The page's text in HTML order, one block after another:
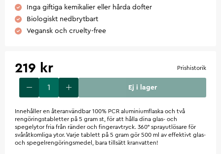
Inga giftiga kemikalier eller hårda dofter
Biologiskt nedbrytbart
Vegansk och cruelty-free
219 kr Prishistorik
Ej i lager
Innehåller en återanvändbar 100% PCR aluminiumflaska och två
rengöringstabletter på 5 gram st, för att hålla dina glas- och
spegelytor fria från ränder och fingeravtryck. 360° sprayutlösare för
svåråtkomliga ytor. Varje tablett på 5 gram gör 500 ml av effektivt glas-
och spegelrengöringsmedel, bara tillsätt kranvatten!